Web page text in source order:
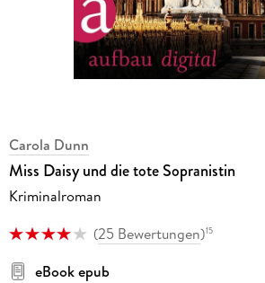
Carola Dunn
Miss Daisy und die tote Sopranistin
Kriminalroman
(25 Bewertungen)15
eBook epub